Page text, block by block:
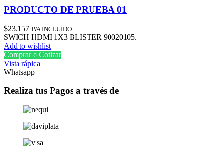
PRODUCTO DE PRUEBA 01
$23.157 IVA INCLUIDO
SWICH HDMI 1X3 BLISTER 90020105.
Add to wishlist
Comprar o Cotizar
Vista rápida
Whatsapp
Realiza tus Pagos a través de